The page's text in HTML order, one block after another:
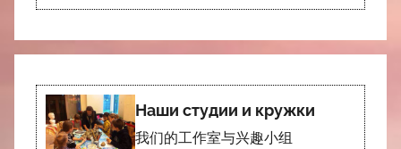
Наши студии и кружки
我们的工作室与兴趣小组